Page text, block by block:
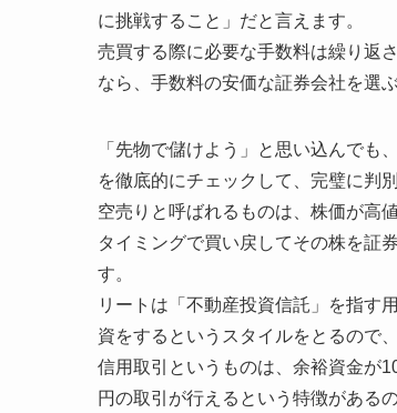
に挑戦すること」だと言えます。
売買する際に必要な手数料は繰り返
なら、手数料の安価な証券会社を選
「先物で儲けよう」と思い込んでも
を徹底的にチェックして、完璧に判
空売りと呼ばれるものは、株価が高
タイミングで買い戻してその株を証
す。
リートは「不動産投資信託」を指す
資をするというスタイルをとるので
信用取引というものは、余裕資金が
円の取引が行えるという特徴があるの